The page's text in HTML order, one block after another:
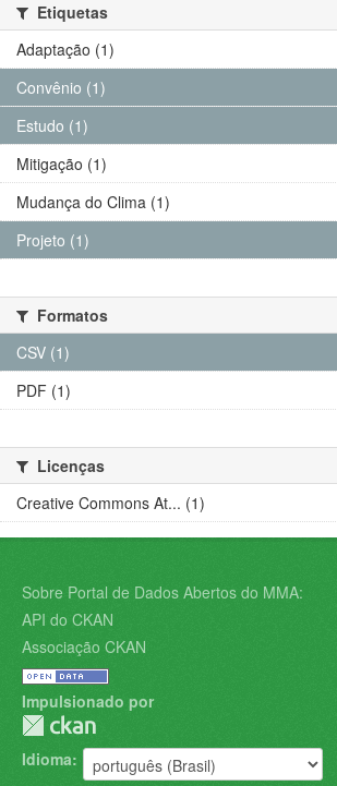
Etiquetas
Adaptação (1)
Convênio (1)
Estudo (1)
Mitigação (1)
Mudança do Clima (1)
Projeto (1)
Formatos
CSV (1)
PDF (1)
Licenças
Creative Commons At... (1)
Sobre Portal de Dados Abertos do MMA:
API do CKAN
Associação CKAN
Impulsionado por
Idioma